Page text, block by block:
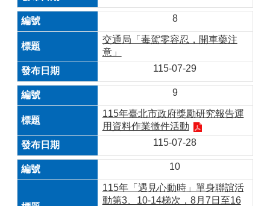
8
交通局「毒駕零容忍，開車藥注
意」
115-07-29
9
115年臺北市政府獎勵研究報告運
用資料作業徵件活動
115-07-28
10
115年「遇見心動時」單身聯誼活
動第3、10-14梯次，8月7日至16